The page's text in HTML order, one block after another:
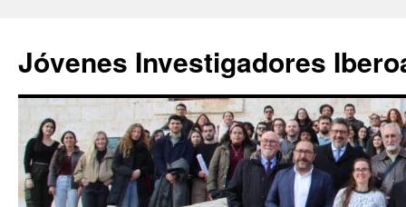
contenido
Jóvenes Investigadores